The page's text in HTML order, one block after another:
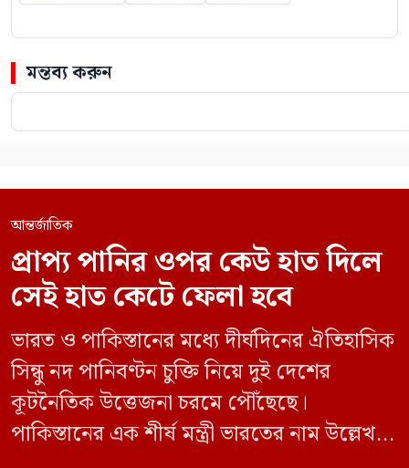
মন্তব্য করুন
আন্তর্জাতিক
প্রাপ্য পানির ওপর কেউ হাত দিলে
সেই হাত কেটে ফেলা হবে
ভারত ও পাকিস্তানের মধ্যে দীর্ঘদিনের ঐতিহাসিক
সিন্ধু নদ পানিবণ্টন চুক্তি নিয়ে দুই দেশের
কূটনৈতিক উত্তেজনা চরমে পৌঁছেছে।
পাকিস্তানের এক শীর্ষ মন্ত্রী ভারতের নাম উল্লেখ না